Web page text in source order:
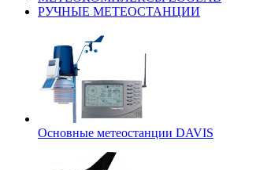
РУЧНЫЕ МЕТЕОСТАНЦИИ
Основные метеостанции DAVIS